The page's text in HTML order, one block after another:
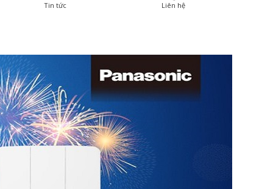
Tin tức Liên hệ
Tổng cộng:
3,600,000₫
THANH TOÁN